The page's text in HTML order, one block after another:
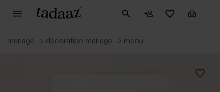
mariage → décoration mariage → menu